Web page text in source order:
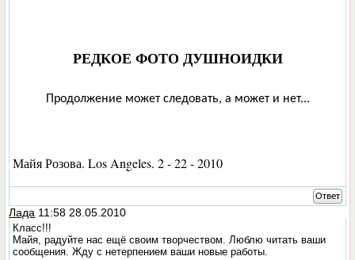
РЕДКОЕ ФОТО ДУШНОИДКИ
Продолжение может следовать, а может и нет...
Майя Розова. Los Angeles. 2 - 22 - 2010
Ответ
Лада 11:58 28.05.2010
Класс!!!
Майя, радуйте нас ещё своим творчеством. Люблю читать ваши
сообщения. Жду с нетерпением ваши новые работы.